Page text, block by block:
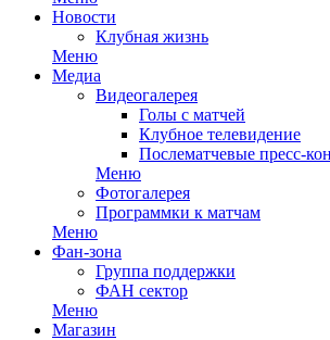
Новости
Клубная жизнь
Меню
Медиа
Видеогалерея
Голы с матчей
Клубное телевидение
Послематчевые пресс-
Меню
Фотогалерея
Программки к матчам
Меню
Фан-зона
Группа поддержки
ФАН сектор
Меню
Магазин